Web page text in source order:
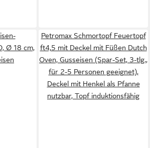
Ø 18 cm,
Petromax Schmortopf Feuertopf
ft4,5 mit Deckel mit Füßen Dutch
Oven, Gusseisen (Spar-Set, 3-tlg.,
für 2-5 Personen geeignet),
Deckel mit Henkel als Pfanne
nutzbar, Topf induktionsfähig